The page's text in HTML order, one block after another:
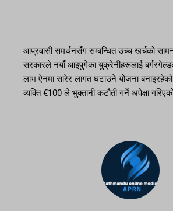
आप्रवासी समर्थनसँग सम्बन्धित उच्च खर्चको
सरकारले नयाँ आइपुगेका युक्रेनीहरूलाई
लाभ ऐनमा सारेर लागत घटाउने योजना
व्यक्ति €100 ले भुक्तानी कटौती गर्ने अपेक्षा